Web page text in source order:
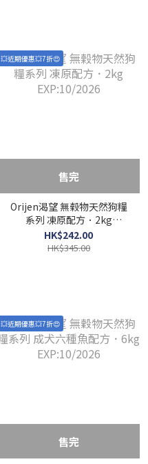
💥近期優惠💥7折😍
售完
Orijen渴望 無榖物天然狗糧
系列 凍原配方．2kg
EXP:10/2026
HK$242.00
HK$345.00
💥近期優惠💥7折😍
售完